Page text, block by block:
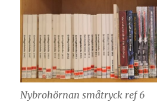
Nybrohörnan småtryck ref 6